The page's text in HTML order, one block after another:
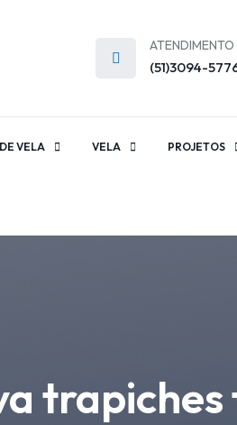
ATENDIMENTO
(51)3094-
VELA VELA PROJETOS